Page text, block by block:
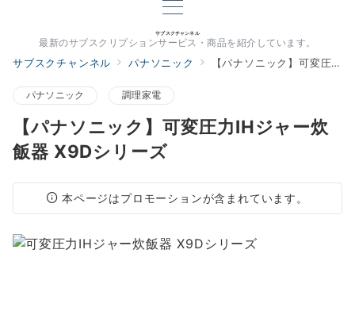
サブスクチャンネル
最新のサブスクリプションサービス・商品を紹介しています。
サブスクチャンネル パナソニック 【パナソニック】可変圧力IHジャー炊飯器 X9Dシリーズ
パナソニック 調理家電
【パナソニック】可変圧力IHジャー炊
飯器 X9Dシリーズ
本ページはプロモーションが含まれています。